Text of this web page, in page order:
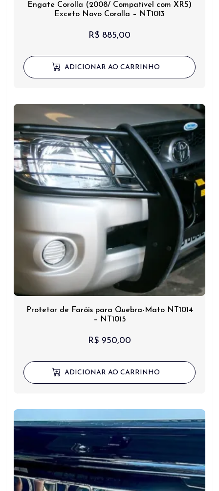
Engate Corolla (2008/ Compativel com XRS)
Exceto Novo Corolla – NT1013
R$ 885,00
ADICIONAR AO CARRINHO
Protetor de Faróis para Quebra-Mato NT1014
– NT1015
R$ 950,00
ADICIONAR AO CARRINHO